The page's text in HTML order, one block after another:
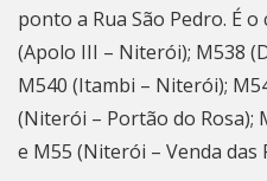
ponto a Rua São Pedro. É
(Apolo III – Niterói); M538
M540 (Itambi – Niterói);
(Niterói – Portão do Rosa);
e M55 (Niterói – Venda das